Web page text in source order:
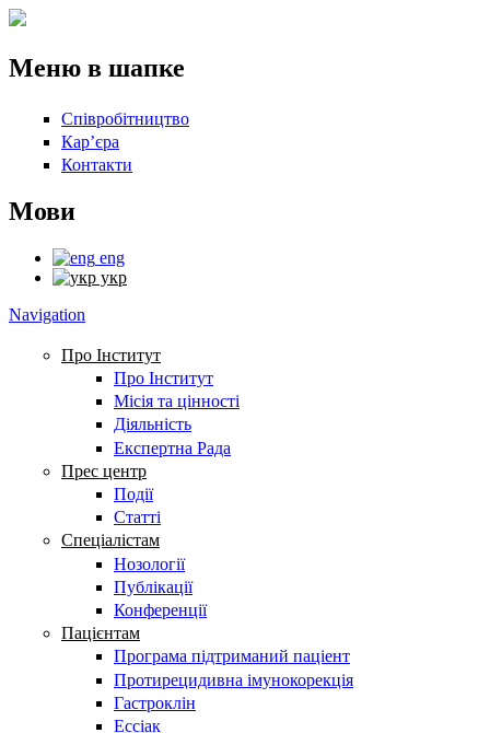
Перейти до основного вмісту
Меню в шапке
Співробітництво
Кар’єра
Контакти
Мови
eng
укр
Navigation
Про Інститут
Про Інститут
Місія та цінності
Діяльність
Експертна Рада
Прес центр
Події
Статті
Спеціалістам
Нозології
Публікації
Конференції
Пацієнтам
Програма підтриманий паціент
Протирецидивна імунокорекція
Гастроклін
Ессіак